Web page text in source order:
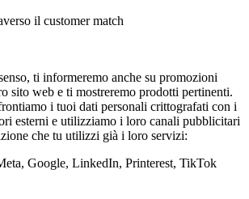
il customer match
ti informeremo anche su promozioni
sito web e ti mostreremo prodotti pertinenti.
i tuoi dati personali crittografati con i
esterni e utilizziamo i loro canali pubblicitari
che tu utilizzi già i loro servizi:
Google, LinkedIn, Printerest, TikTok